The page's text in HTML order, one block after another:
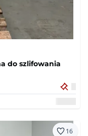
do szlifowania
16